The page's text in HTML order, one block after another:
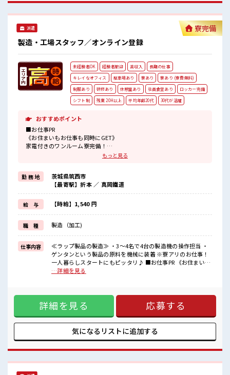
テップUPしていきましょう♪ 一息つける休憩スペースもあり
ます！ ■職場の雰囲気 《男女スタッフさん活躍中》フォロー
体制ばっちり！ 無料駐車場完備！ 休憩室完備！ ロッカー完
備！ 食堂完備(1食約350円ほど)！ いたるところに自販機あ
り！ キレイに整備された働きやすい職場です！ #ryo
派遣
製造・工場スタッフ／オンライン登録
寮完備
未経験者OK 経験者歓迎 高収入
長期の仕事
キレイなオフィス
駐車場あり 寮あり
寮あり (寮費無料)
制服あり
研修あり 休憩室あり 社員食堂あり
ロッカー完備
シフト制
残業 20H以上 平均年齢20代 30代が活躍
おすすめポイント
■お仕事PR
《お住まいもお仕事も同時にGET》
家電付きのワンルーム寮完備！
出勤日は寮住まい休日は自宅でゆっくりなんて働き方もできます！
《稼ぎたい人必見》
高時給×残業20時間以上！
頑張った分しっかり返ってくるのでヤリガイ抜群★
《未経験の方も大カンゲイ》
経験がなくて不安な方もご安心ください◎
担当者がしっかりサポートします！
2週間～最大1か月間の研修もあります！
■職場の雰囲気
しっかり休める休憩室あり！
オンオフの切替もできちゃう！
職場にはロッカー完備！
マイカーでらくらく通勤できます♪
もっと見る
勤 務 地
茨城県筑西市
【最寄駅】折本 ／ 真岡鐵道
給 与 【時給】1,540 円
職 種 製造（加工)
仕事内容
≪ラップ製品の製造≫ ・3～4名で4台の製造機の操作担当 ・
ゲンタンという製品の原料を機械に装着 ※寮アリのお仕事！
一人暮らしスタートにもピッタリ♪ ■お仕事PR 《お住まいも
お仕事も同時にGET》 家電付きのワンルーム寮完備！ さらに
っくりなんて働き方もできます！ 《稼ぎたい人必見》 高時給
×残業20時間以上！ 頑張った分しっかり返ってくるのでヤリ
ガイ抜群★ 《未経験の方も大カンゲイ》 経験がなくて不安な
方もご安心ください◎ 担当者がしっかりサポートします！ 2
週間～最大1か月間の研修もあります！ ■職場の雰囲気 しっ
かり休める休憩室あり！ オンオフの切替もできちゃう！ 職場
敷地内に無料駐車場あり！ マイカーでらくらく通勤できます
♪ #ryo
…詳細を見る
詳細を見る 応募する
気になるリストに追加する